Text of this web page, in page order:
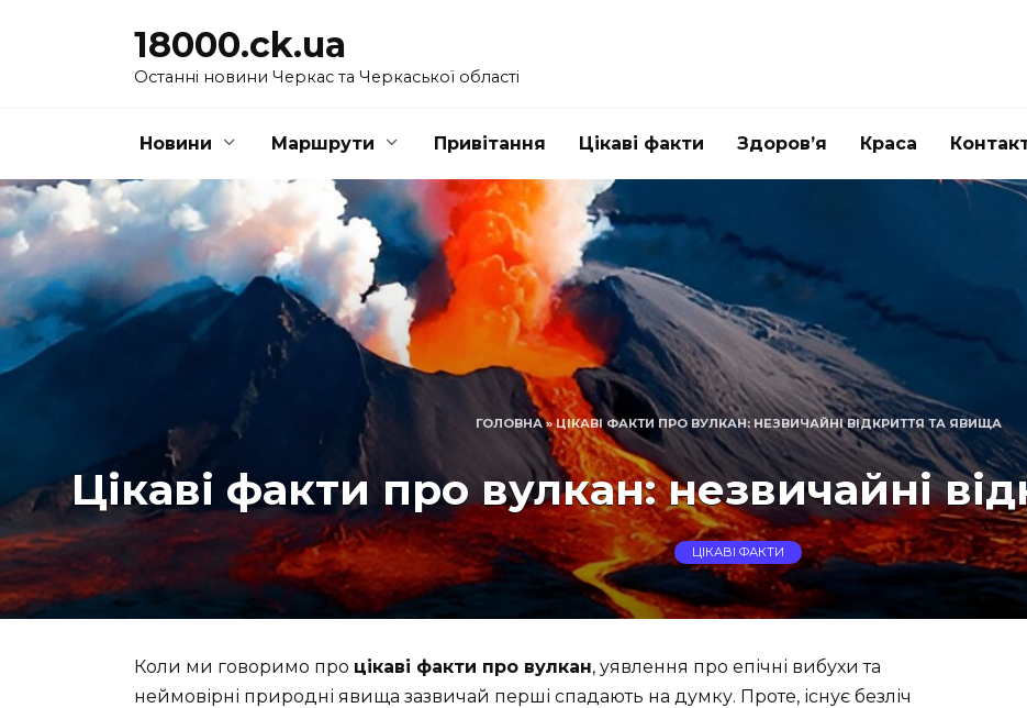
18000.ck.ua
Останні новини Черкас та Черкаської області
Новини Маршрути Привітання Цікаві факти Здоров’я Краса
ГОЛОВНА»ЦІКАВІ ФАКТИ ПРО ВУЛКАН: НЕЗВИЧАЙНІ ВІДКРИТТЯ ТА ЯВИЩА
Цікаві факти про вулкан: незвичайні
ЦІКАВІ ФАКТИ
Коли ми говоримо про цікаві факти про вулкан, уявлення про епічні вибухи та
неймовірні природні явища зазвичай перші спадають на думку. Проте, існує безліч